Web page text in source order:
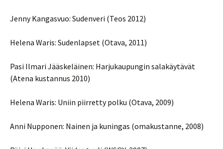
Jenny Kangasvuo: Sudenveri (Teos 2012)
Helena Waris: Sudenlapset (Otava, 2011)
Pasi Ilmari Jääskeläinen: Harjukaupungin salakäytävät
(Atena kustannus 2010)
Helena Waris: Uniin piirretty polku (Otava, 2009)
Anni Nupponen: Nainen ja kuningas (omakustanne, 2008)